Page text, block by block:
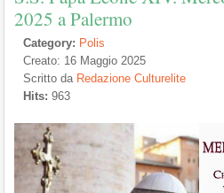
2025 a Palermo
Category: Polis
Creato: 16 Maggio 2025
Scritto da Redazione Culturelite
Hits: 963